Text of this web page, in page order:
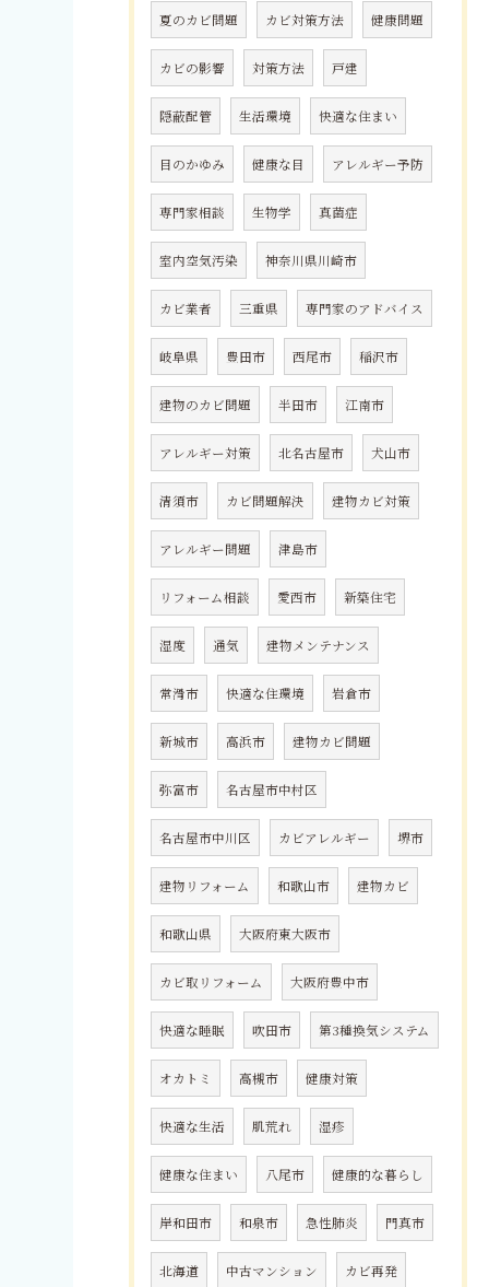
夏のカビ問題 カビ対策方法 健康問題
カビの影響 対策方法 戸建
隠蔽配管 生活環境 快適な住まい
目のかゆみ 健康な目 アレルギー予防
専門家相談 生物学 真菌症
室内空気汚染 神奈川県川崎市
カビ業者 三重県 専門家のアドバイス
岐阜県 豊田市 西尾市 稲沢市
建物のカビ問題 半田市 江南市
アレルギー対策 北名古屋市 犬山市
清須市 カビ問題解決 建物カビ対策
アレルギー問題 津島市
リフォーム相談 愛西市 新築住宅
湿度 通気 建物メンテナンス
常滑市 快適な住環境 岩倉市
新城市 高浜市 建物カビ問題
弥富市 名古屋市中村区
名古屋市中川区 カビアレルギー 堺市
建物リフォーム 和歌山市 建物カビ
和歌山県 大阪府東大阪市
カビ取リフォーム 大阪府豊中市
快適な睡眠 吹田市 第3種換気システム
オカトミ 高槻市 健康対策
快適な生活 肌荒れ 湿疹
健康な住まい 八尾市 健康的な暮らし
岸和田市 和泉市 急性肺炎 門真市
北海道 中古マンション カビ再発